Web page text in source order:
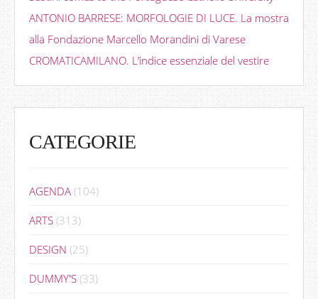
ANTONIO BARRESE: MORFOLOGIE DI LUCE. La mostra
alla Fondazione Marcello Morandini di Varese
CROMATICAMILANO. L’indice essenziale del vestire
CATEGORIE
AGENDA (104)
ARTS (313)
DESIGN (25)
DUMMY'S (33)